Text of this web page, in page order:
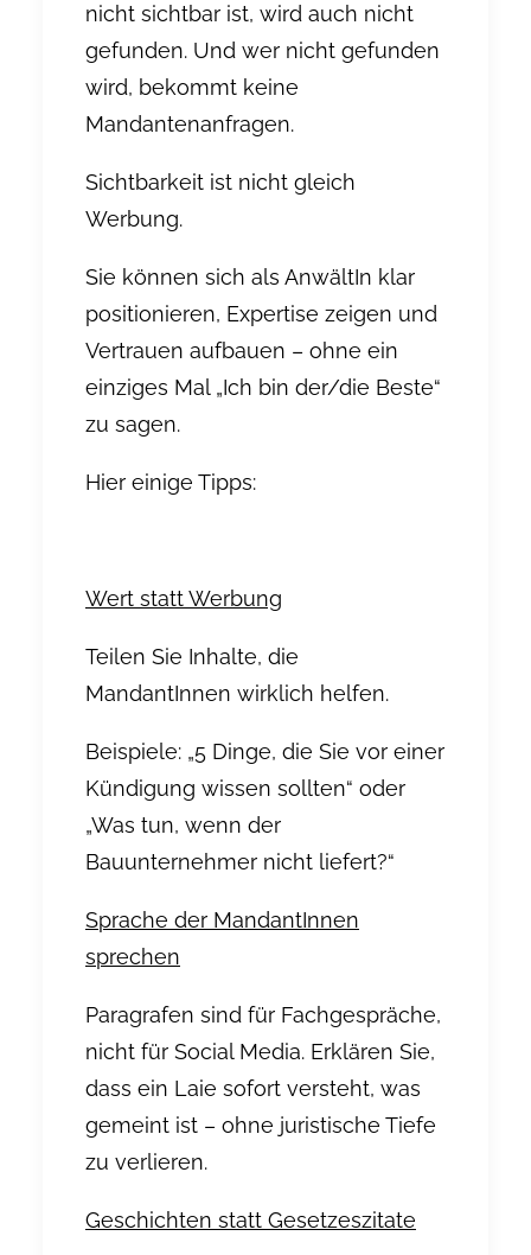
nicht sichtbar ist, wird auch nicht
gefunden. Und wer nicht gefunden
wird, bekommt keine
Mandantenanfragen.
Sichtbarkeit ist nicht gleich
Werbung.
Sie können sich als AnwältIn klar
positionieren, Expertise zeigen und
Vertrauen aufbauen – ohne ein
einziges Mal „Ich bin der/die Beste“
zu sagen.
Hier einige Tipps:
Wert statt Werbung
Teilen Sie Inhalte, die
MandantInnen wirklich helfen.
Beispiele: „5 Dinge, die Sie vor einer
Kündigung wissen sollten“ oder
„Was tun, wenn der
Bauunternehmer nicht liefert?“
Sprache der MandantInnen
sprechen
Paragrafen sind für Fachgespräche,
nicht für Social Media. Erklären Sie,
dass ein Laie sofort versteht, was
gemeint ist – ohne juristische Tiefe
zu verlieren.
Geschichten statt Gesetzeszitate